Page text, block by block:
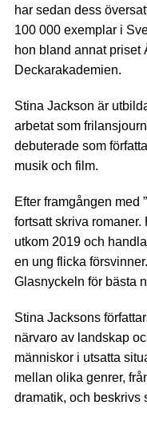
har sedan dess
100 000 exemplar i
hon bland annat priset
Deckarakademien.
Stina Jackson är
arbetat som
debuterade som
musik och film.
Efter framgången med
fortsatt skriva romaner.
utkom 2019 och
en ung flicka
Glasnyckeln för bästa
Stina Jacksons
närvaro av landskap
människor i utsatta
mellan olika genrer,
dramatik, och beskrivs